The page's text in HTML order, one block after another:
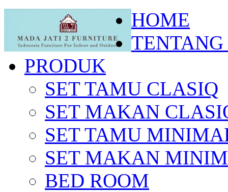
HOME
PRODUK
SET TAMU CLASIQ
SET MAKAN
SET TAMU
SET MAKAN
BED ROOM